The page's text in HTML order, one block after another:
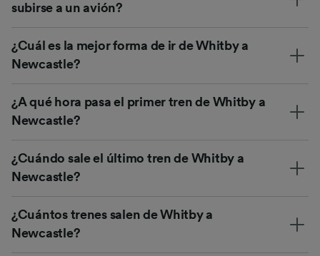
subirse a un avión?
¿Cuál es la mejor forma de ir de Whitby a
Newcastle?
¿A qué hora pasa el primer tren de Whitby a
Newcastle?
¿Cuándo sale el último tren de Whitby a
Newcastle?
¿Cuántos trenes salen de Whitby a
Newcastle?